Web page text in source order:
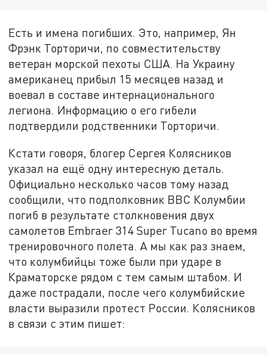
Есть и имена погибших. Это, например, Ян
Фрэнк Торторичи, по совместительству
ветеран морской пехоты США. На Украину
американец прибыл 15 месяцев назад и
воевал в составе интернационального
легиона. Информацию о его гибели
подтвердили родственники Торторичи.
Кстати говоря, блогер Сергея Колясников
указал на ещё одну интересную деталь.
Официально несколько часов тому назад
сообщили, что подполковник ВВС Колумбии
погиб в результате столкновения двух
самолетов Embraer 314 Super Tucano во время
тренировочного полета. А мы как раз знаем,
что колумбийцы тоже были при ударе в
Краматорске рядом с тем самым штабом. И
даже пострадали, после чего колумбийские
власти выразили протест России. Колясников
в связи с этим пишет: